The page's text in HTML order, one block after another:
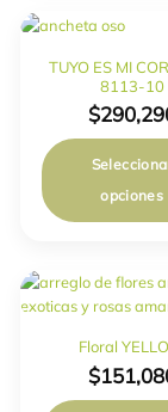
TUYO ES MI
8113-10
$
opciones
Floral
$